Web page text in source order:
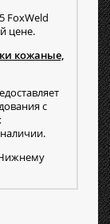
FoxWeld
цене.
кожаные,
с